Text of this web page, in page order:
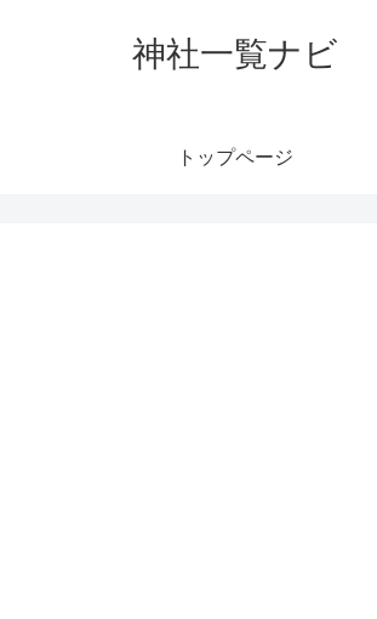
神社一覧ナビ
トップページ